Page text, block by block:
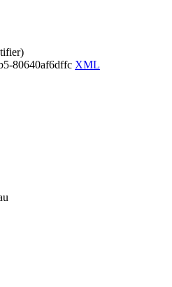
80640af6dffc XML